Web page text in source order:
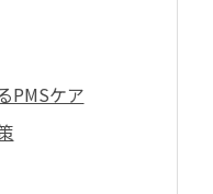
PMSケア